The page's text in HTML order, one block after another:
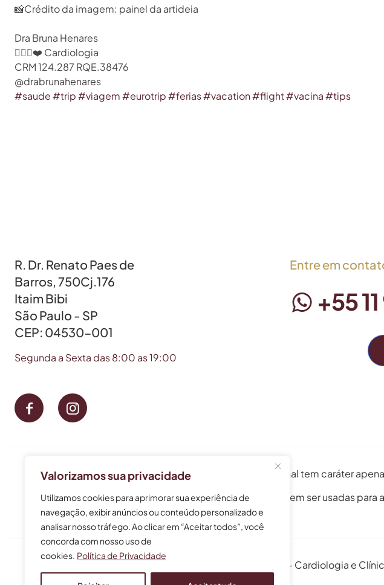
Valorizamos sua privacidade
Utilizamos cookies para aprimorar sua experiência de
navegação, exibir anúncios ou conteúdo personalizado e
analisar nosso tráfego. Ao clicar em “Aceitar todos”, você
concorda com nosso uso de
cookies. Política de Privacidade
📸Crédito da imagem: painel da artideia⁣
Dra Bruna Henares⁣
👩🏻‍⚕️❤️ Cardiologia ⁣
CRM 124.287 RQE.38476 ⁣
@drabrunahenares ⠀⁣
#saude#trip#viagem#eurotrip#ferias#vacation#flight#vacina#tips
R. Dr. Renato Paes de
Barros, 750Cj.176
Itaim Bibi
São Paulo - SP
CEP: 04530-001
Segunda a Sexta das 8:00 as 19:00
Entre em
+55
Este perfil profissional tem caráter
As informações não devem ser usadas
© 2024 Bruna Henares - Cardiologia e